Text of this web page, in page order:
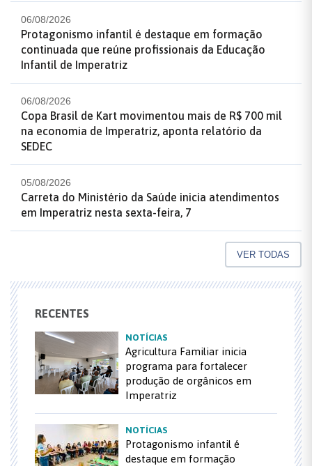
06/08/2026
Protagonismo infantil é destaque em formação
continuada que reúne profissionais da Educação
Infantil de Imperatriz
06/08/2026
Copa Brasil de Kart movimentou mais de R$ 700 mil
na economia de Imperatriz, aponta relatório da
SEDEC
05/08/2026
Carreta do Ministério da Saúde inicia atendimentos
em Imperatriz nesta sexta-feira, 7
VER TODAS
RECENTES
NOTÍCIAS
Agricultura Familiar inicia
programa para fortalecer
produção de orgânicos em
Imperatriz
NOTÍCIAS
Protagonismo infantil é
destaque em formação